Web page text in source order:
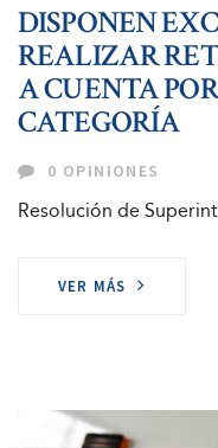
DISPONEN
REALIZAR
A CUENTA
CATEGORÍA
0 OPINIONES
Resolución de
VER MÁS